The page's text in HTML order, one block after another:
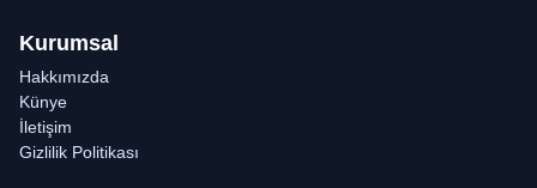
Kurumsal
Hakkımızda
Künye
İletişim
Gizlilik Politikası